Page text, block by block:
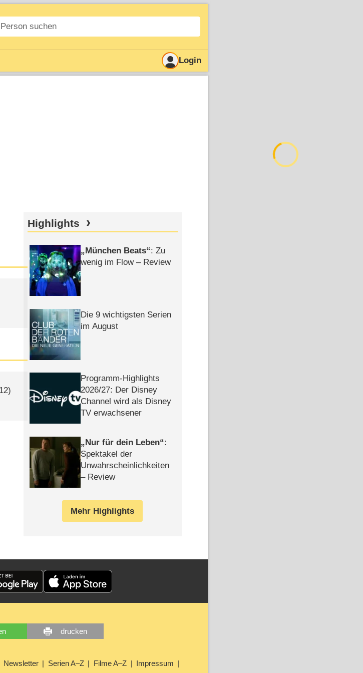
Login
Highlights
München Beats : Zu
wenig im Flow – Review
Die 9 wichtigsten Serien
im August
Programm-Highlights
2026/​27: Der Disney
Channel wird als Disney
TV erwachsener
Nur für dein Leben :
Spektakel der
Unwahrscheinlichkeiten
– Review
Mehr Highlights
drucken
Newsletter Serien A–Z Filme A–Z Impressum